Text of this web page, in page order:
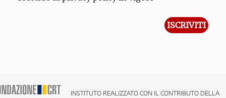
INSTITUTO REALIZZATO CON IL CONTRIBUTO DELLA